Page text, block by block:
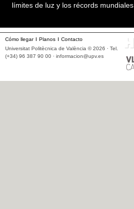
límites de luz y los récords mundiales
Cómo llegar Planos
Contacto
Universitat Politècnica de València © 2026 · Tel.
(+34) 96 387 90 00 · informacion@upv.es